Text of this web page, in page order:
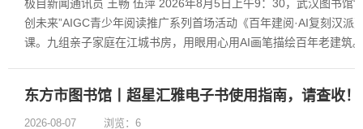
极目新闻通讯员 王畅 伍萍 2026年8月5日上午9：30，武汉图书馆“
创未来”AIGC青少年阅读推广系列首场活动《百年建阅·AI复刻汉派
课。九组亲子家庭在江城书房，用眼用心用AI画笔描绘百年老建筑
东方市图书馆丨超星汇雅电子书使用指南，请查收！
2026-08-07 浏览：6